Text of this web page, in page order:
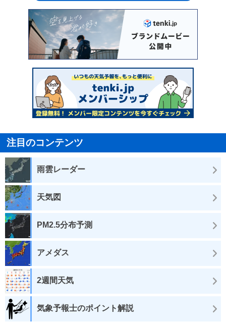
注目のコンテンツ
雨雲レーダー
天気図
PM2.5分布予測
アメダス
2週間天気
気象予報士のポイント解説